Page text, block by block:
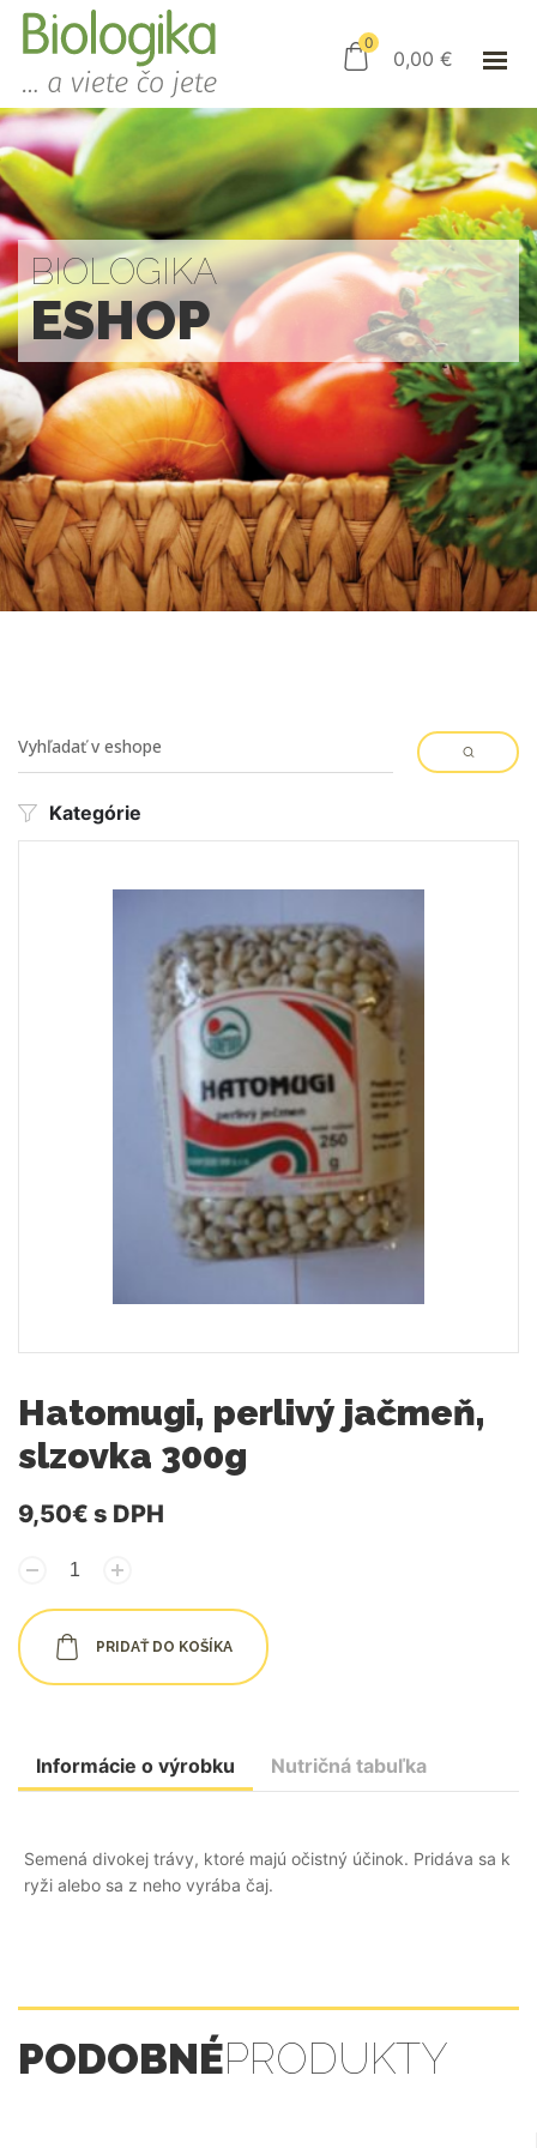
ESHOP
AKO NAKUPOVAŤ
KAMENNÝ OBCHOD
KONTAKT
0
0,00 €
PRIHLÁSENIE
BIOLOGIKA
ESHOP
Kategórie
Hatomugi, perlivý jačmeň,
slzovka 300g
9,50€ s DPH
PRIDAŤ DO KOŠÍKA
Informácie o výrobku Nutričná tabuľka
Semená divokej trávy, ktoré majú očistný účinok. Pridáva sa k
ryži alebo sa z neho vyrába čaj.
PODOBNÉPRODUKTY